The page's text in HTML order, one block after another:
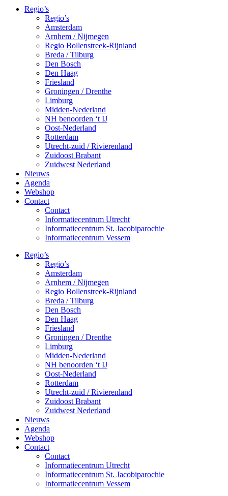
Regio’s
Regio’s
Amsterdam
Arnhem / Nijmegen
Regio Bollenstreek-Rijnland
Breda / Tilburg
Den Bosch
Den Haag
Friesland
Groningen / Drenthe
Limburg
Midden-Nederland
NH benoorden ‘t IJ
Oost-Nederland
Rotterdam
Utrecht-zuid / Rivierenland
Zuidoost Brabant
Zuidwest Nederland
Nieuws
Agenda
Webshop
Contact
Contact
Informatiecentrum Utrecht
Informatiecentrum St. Jacobiparochie
Informatiecentrum Vessem
Regio’s
Regio’s
Amsterdam
Arnhem / Nijmegen
Regio Bollenstreek-Rijnland
Breda / Tilburg
Den Bosch
Den Haag
Friesland
Groningen / Drenthe
Limburg
Midden-Nederland
NH benoorden ‘t IJ
Oost-Nederland
Rotterdam
Utrecht-zuid / Rivierenland
Zuidoost Brabant
Zuidwest Nederland
Nieuws
Agenda
Webshop
Contact
Contact
Informatiecentrum Utrecht
Informatiecentrum St. Jacobiparochie
Informatiecentrum Vessem